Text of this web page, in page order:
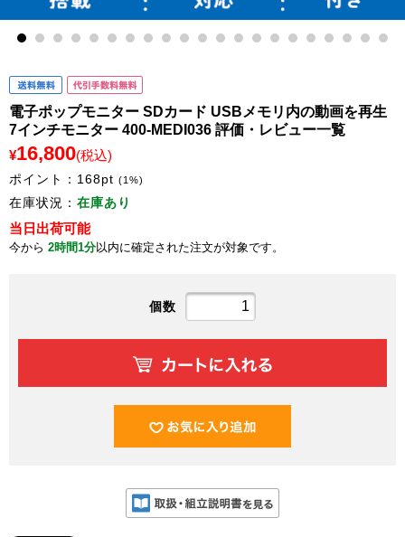
10 11 12 13 14 15 16 17 18 19 20
電子ポップモニター SDカード USBメモリ内の動画を再生
7インチモニター 400-MEDI036 評価・レビュー一覧
¥16,800(税込)
ポイント： 168pt (1%)
在庫状況： 在庫あり
当日出荷可能
今から 2時間1分以内に確定された注文が対象です。
個数